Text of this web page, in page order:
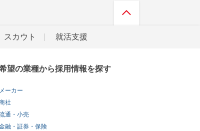
スカウト 就活支援
望の業種から採用情報を探す
メーカー
社
通・小売
融・証券・保険